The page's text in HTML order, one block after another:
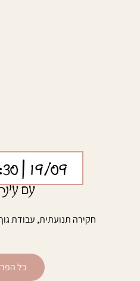
19/09
| 10:00-13:30
עם
חקירה תנועתית, עבודת
כל